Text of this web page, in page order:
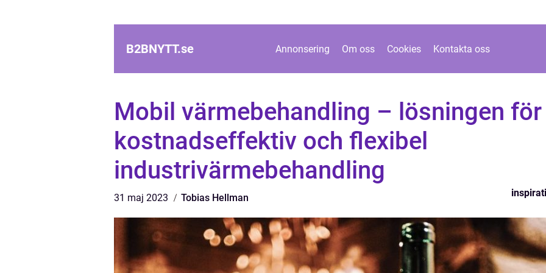
B2BNYTT.se Annonsering Om oss Cookies Kontakta oss
Mobil värmebehandling – lösningen för
kostnadseffektiv och flexibel
industrivärmebehandling
31 maj 2023 Tobias Hellman